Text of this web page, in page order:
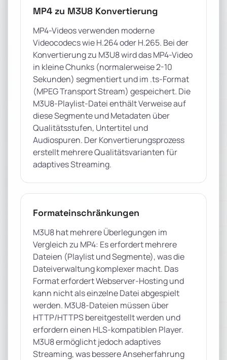
MP4 zu M3U8 Konvertierung
MP4-Videos verwenden moderne
Videocodecs wie H.264 oder H.265. Bei der
Konvertierung zu M3U8 wird das MP4-Video
in kleine Chunks (normalerweise 2-10
Sekunden) segmentiert und im .ts-Format
(MPEG Transport Stream) gespeichert. Die
M3U8-Playlist-Datei enthält Verweise auf
diese Segmente und Metadaten über
Qualitätsstufen, Untertitel und
Audiospuren. Der Konvertierungsprozess
erstellt mehrere Qualitätsvarianten für
adaptives Streaming.
Formateinschränkungen
M3U8 hat mehrere Überlegungen im
Vergleich zu MP4: Es erfordert mehrere
Dateien (Playlist und Segmente), was die
Dateiverwaltung komplexer macht. Das
Format erfordert Webserver-Hosting und
kann nicht als einzelne Datei abgespielt
werden. M3U8-Dateien müssen über
HTTP/HTTPS bereitgestellt werden und
erfordern einen HLS-kompatiblen Player.
M3U8 ermöglicht jedoch adaptives
Streaming, was bessere Anseherfahrung